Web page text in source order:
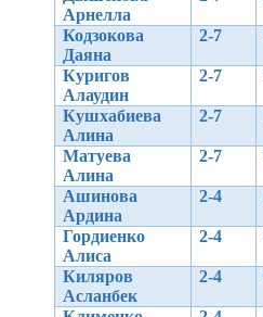
Арнелла
Кодзокова
Даяна
2-7
Куригов
Алаудин
2-7
Кушхабиева
Алина
2-7
Матуева
Алина
2-7
Ашинова
Ардина
2-4
Гордиенко
Алиса
2-4
Киляров
Асланбек
2-4